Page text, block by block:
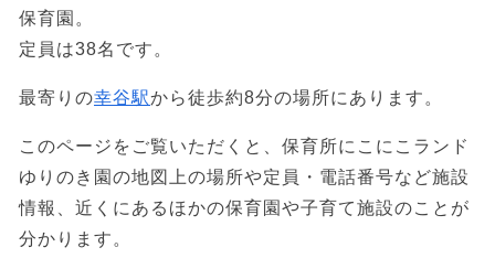
保育園。
定員は38名です。
最寄りの幸谷駅から徒歩約8分の場所にあります。
このページをご覧いただくと、保育所にこにこランド
ゆりのき園の地図上の場所や定員・電話番号など施設
情報、近くにあるほかの保育園や子育て施設のことが
分かります。